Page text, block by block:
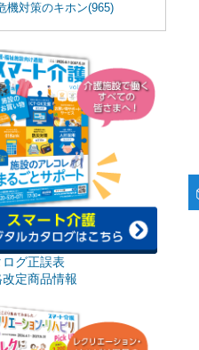
機対策のキホン(965)
グ正誤表
定商品情報